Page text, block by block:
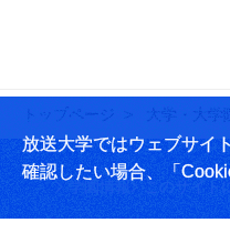
放送大学ではウェブサイ
確認したい場合、「
トップページ 大学・大学
学園情報 このサイト